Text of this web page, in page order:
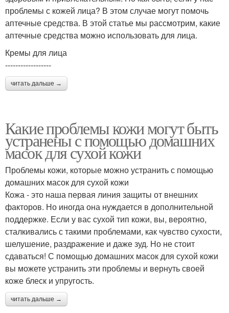
проблемы с кожей лица? В этом случае могут помочь
аптечные средства. В этой статье мы рассмотрим, какие
аптечные средства можно использовать для лица.
Кремы для лица
------------------
читать дальше →
Какие проблемы кожи могут быть
устранены с помощью домашних
масок для сухой кожи
Проблемы кожи, которые можно устранить с помощью
домашних масок для сухой кожи
Кожа - это наша первая линия защиты от внешних
факторов. Но иногда она нуждается в дополнительной
поддержке. Если у вас сухой тип кожи, вы, вероятно,
сталкивались с такими проблемами, как чувство сухости,
шелушение, раздражение и даже зуд. Но не стоит
сдаваться! С помощью домашних масок для сухой кожи
вы можете устранить эти проблемы и вернуть своей
коже блеск и упругость.
читать дальше →